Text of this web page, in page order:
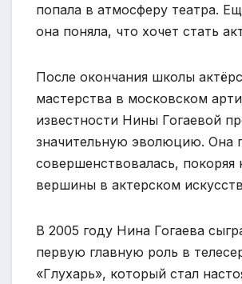
попала в атмосферу театра.
она поняла, что хочет стать
После окончания школы
мастерства в московском
известности Нины Гогаевой
значительную эволюцию. Она
совершенствовалась, покоряя
вершины в актерском
В 2005 году Нина Гогаева
первую главную роль в
«Глухарь», который стал